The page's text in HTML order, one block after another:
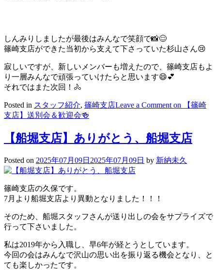
しんみりしましたが最後はみんなで笑顔で📸😊
篠崎支店ができた当初から支えて下さっていた杉山さん😢
寂しいですが、新しいメンバーも増えたので、篠崎支店もよ
り一層みんなで頑張っていけたらと思います😄💕
それではまた次回！🚴
Posted in スタッフ紹介, 篠崎支店Leave a Comment on 【篠崎
支店】送別会＆歓迎会🍻
【船堀支店】ありがとう、船堀支店
Posted on 2025年07月09日 2025年07月09日 by 新納未久
篠崎支店の久保です。
7月より船堀支店より異動となりました！！！
そのため、船堀スタッフさんが送り出しの会をサプライズで
行って下さいました。
私は2019年から入職し、早6年が経とうとしています。
今回の会はみんなで沢山の思い出を振り返る機会となり、と
ても楽しかったです。